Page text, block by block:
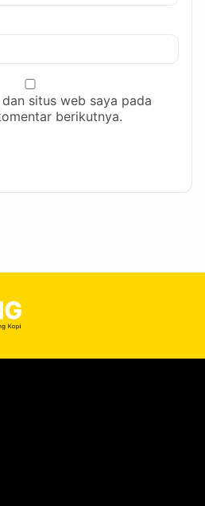
situs web saya pada
berikutnya.